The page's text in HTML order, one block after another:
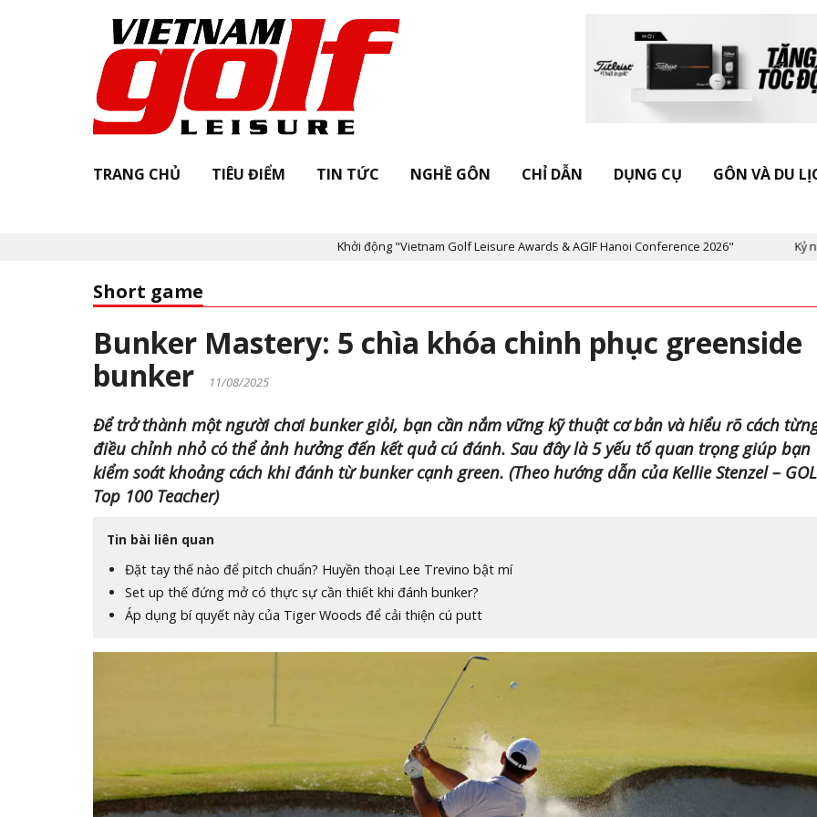
TRANG CHỦ TIÊU ĐIỂM TIN TỨC NGHỀ GÔN CHỈ DẪN DỤNG CỤ GÔN VÀ DU
Khởi động "Vietnam Golf Leisure Awards & AGIF Hanoi Conference 2026" Kỷ niệm 20
Short game
Bunker Mastery: 5 chìa khóa chinh phục greenside
bunker
11/08/2025
Để trở thành một người chơi bunker giỏi, bạn cần nắm vững kỹ thuật cơ bản và hiểu rõ cách
điều chỉnh nhỏ có thể ảnh hưởng đến kết quả cú đánh. Sau đây là 5 yếu tố quan trọng giúp bạn
kiểm soát khoảng cách khi đánh từ bunker cạnh green. (Theo hướng dẫn của Kellie Stenzel –
Top 100 Teacher)
Tin bài liên quan
Đặt tay thế nào để pitch chuẩn? Huyền thoại Lee Trevino bật mí
Set up thế đứng mở có thực sự cần thiết khi đánh bunker?
Áp dụng bí quyết này của Tiger Woods để cải thiện cú putt